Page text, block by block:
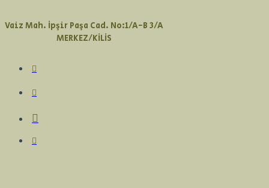
Vaiz Mah. İpşir Paşa Cad. No:1/A-B 3/A
MERKEZ/KİLİS